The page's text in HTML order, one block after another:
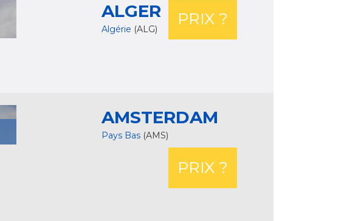
ALGER
Algérie (ALG)
PRIX ?
AMSTERDAM
Pays Bas (AMS)
PRIX ?